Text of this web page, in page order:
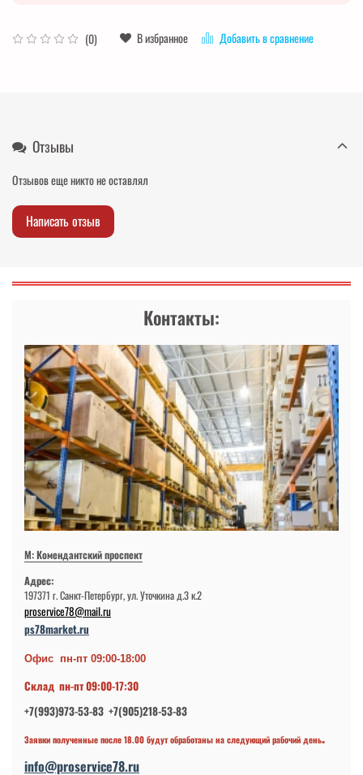
(0) В избранное Добавить в сравнение
Отзывы
Отзывов еще никто не оставлял
Написать отзыв
Контакты:
М: Комендантский проспект
Адрес:
197371 г. Санкт-Петербург, ул. Уточкина д.3 к.2
proservice78@mail.ru
ps78market.ru
Офис пн-пт 09:00-18:00
Склад пн-пт 09:00-17:30
+7(993)973-53-83 +7(905)218-53-83
Заявки полученные после 18.00 будут обработаны на следующий рабочий день.
info@proservice78.ru